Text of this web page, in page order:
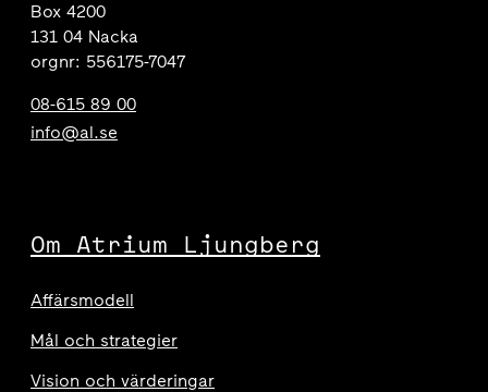
Box 4200
131 04 Nacka
orgnr: 556175-7047
08-615 89 00
info@al.se
Om Atrium Ljungberg
Affärsmodell
Mål och strategier
Vision och värderingar